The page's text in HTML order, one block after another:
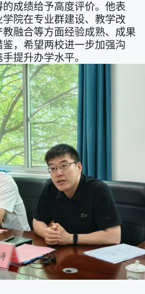
成绩给予高度评价。他表
院在专业群建设、教学改
融合等方面经验成熟、成果
，希望两校进一步加强沟
提升办学水平。